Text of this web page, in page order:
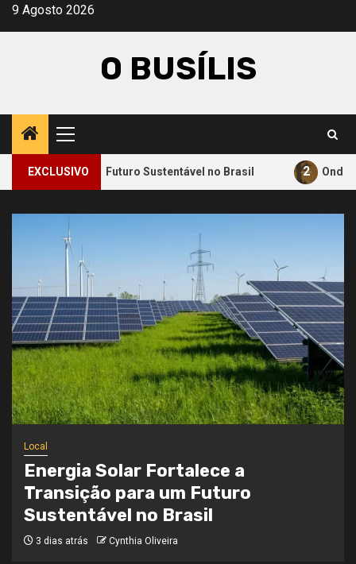
Avançar
9 Agosto 2026
O BUSÍLIS
Menu
principal
EXCLUSIVO
um Futuro Sustentável no Brasil 2 Onde a
Local
Onde a Informação Encontra o Seu
Caminho
3 semanas atrás Cynthia Oliveira